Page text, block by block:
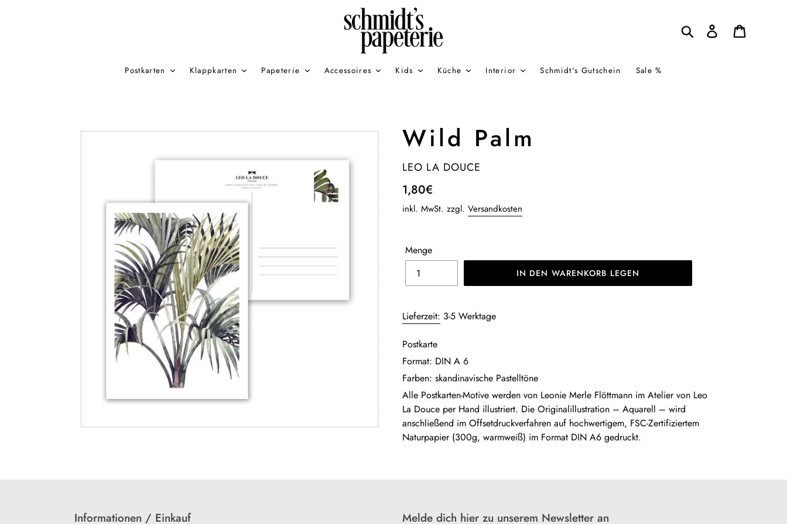
Suchen Einloggen
Postkarten Klappkarten Papeterie Accessoires Kids Küche Interior Schmidt's Gutschein Sale %
Wild Palm
VERKÄUFER
LEO LA DOUCE
Normaler
Preis
1,80€
inkl. MwSt. zzgl. Versandkosten
Menge
IN DEN WARENKORB LEGEN
wird
zum
Warenkorb
hinzugefügt
Lieferzeit: 3-5 Werktage
Postkarte
Format: DIN A 6
Farben: skandinavische Pastelltöne
Alle Postkarten-Motive werden von Leonie Merle Flöttmann im Atelier von Leo
La Douce per Hand illustriert. Die Originalillustration – Aquarell – wird
anschließend im Offsetdruckverfahren auf hochwertigem, FSC-Zertifiziertem
Naturpapier (300g, warmweiß) im Format DIN A6 gedruckt.
Informationen / Einkauf Melde dich hier zu unserem Newsletter an